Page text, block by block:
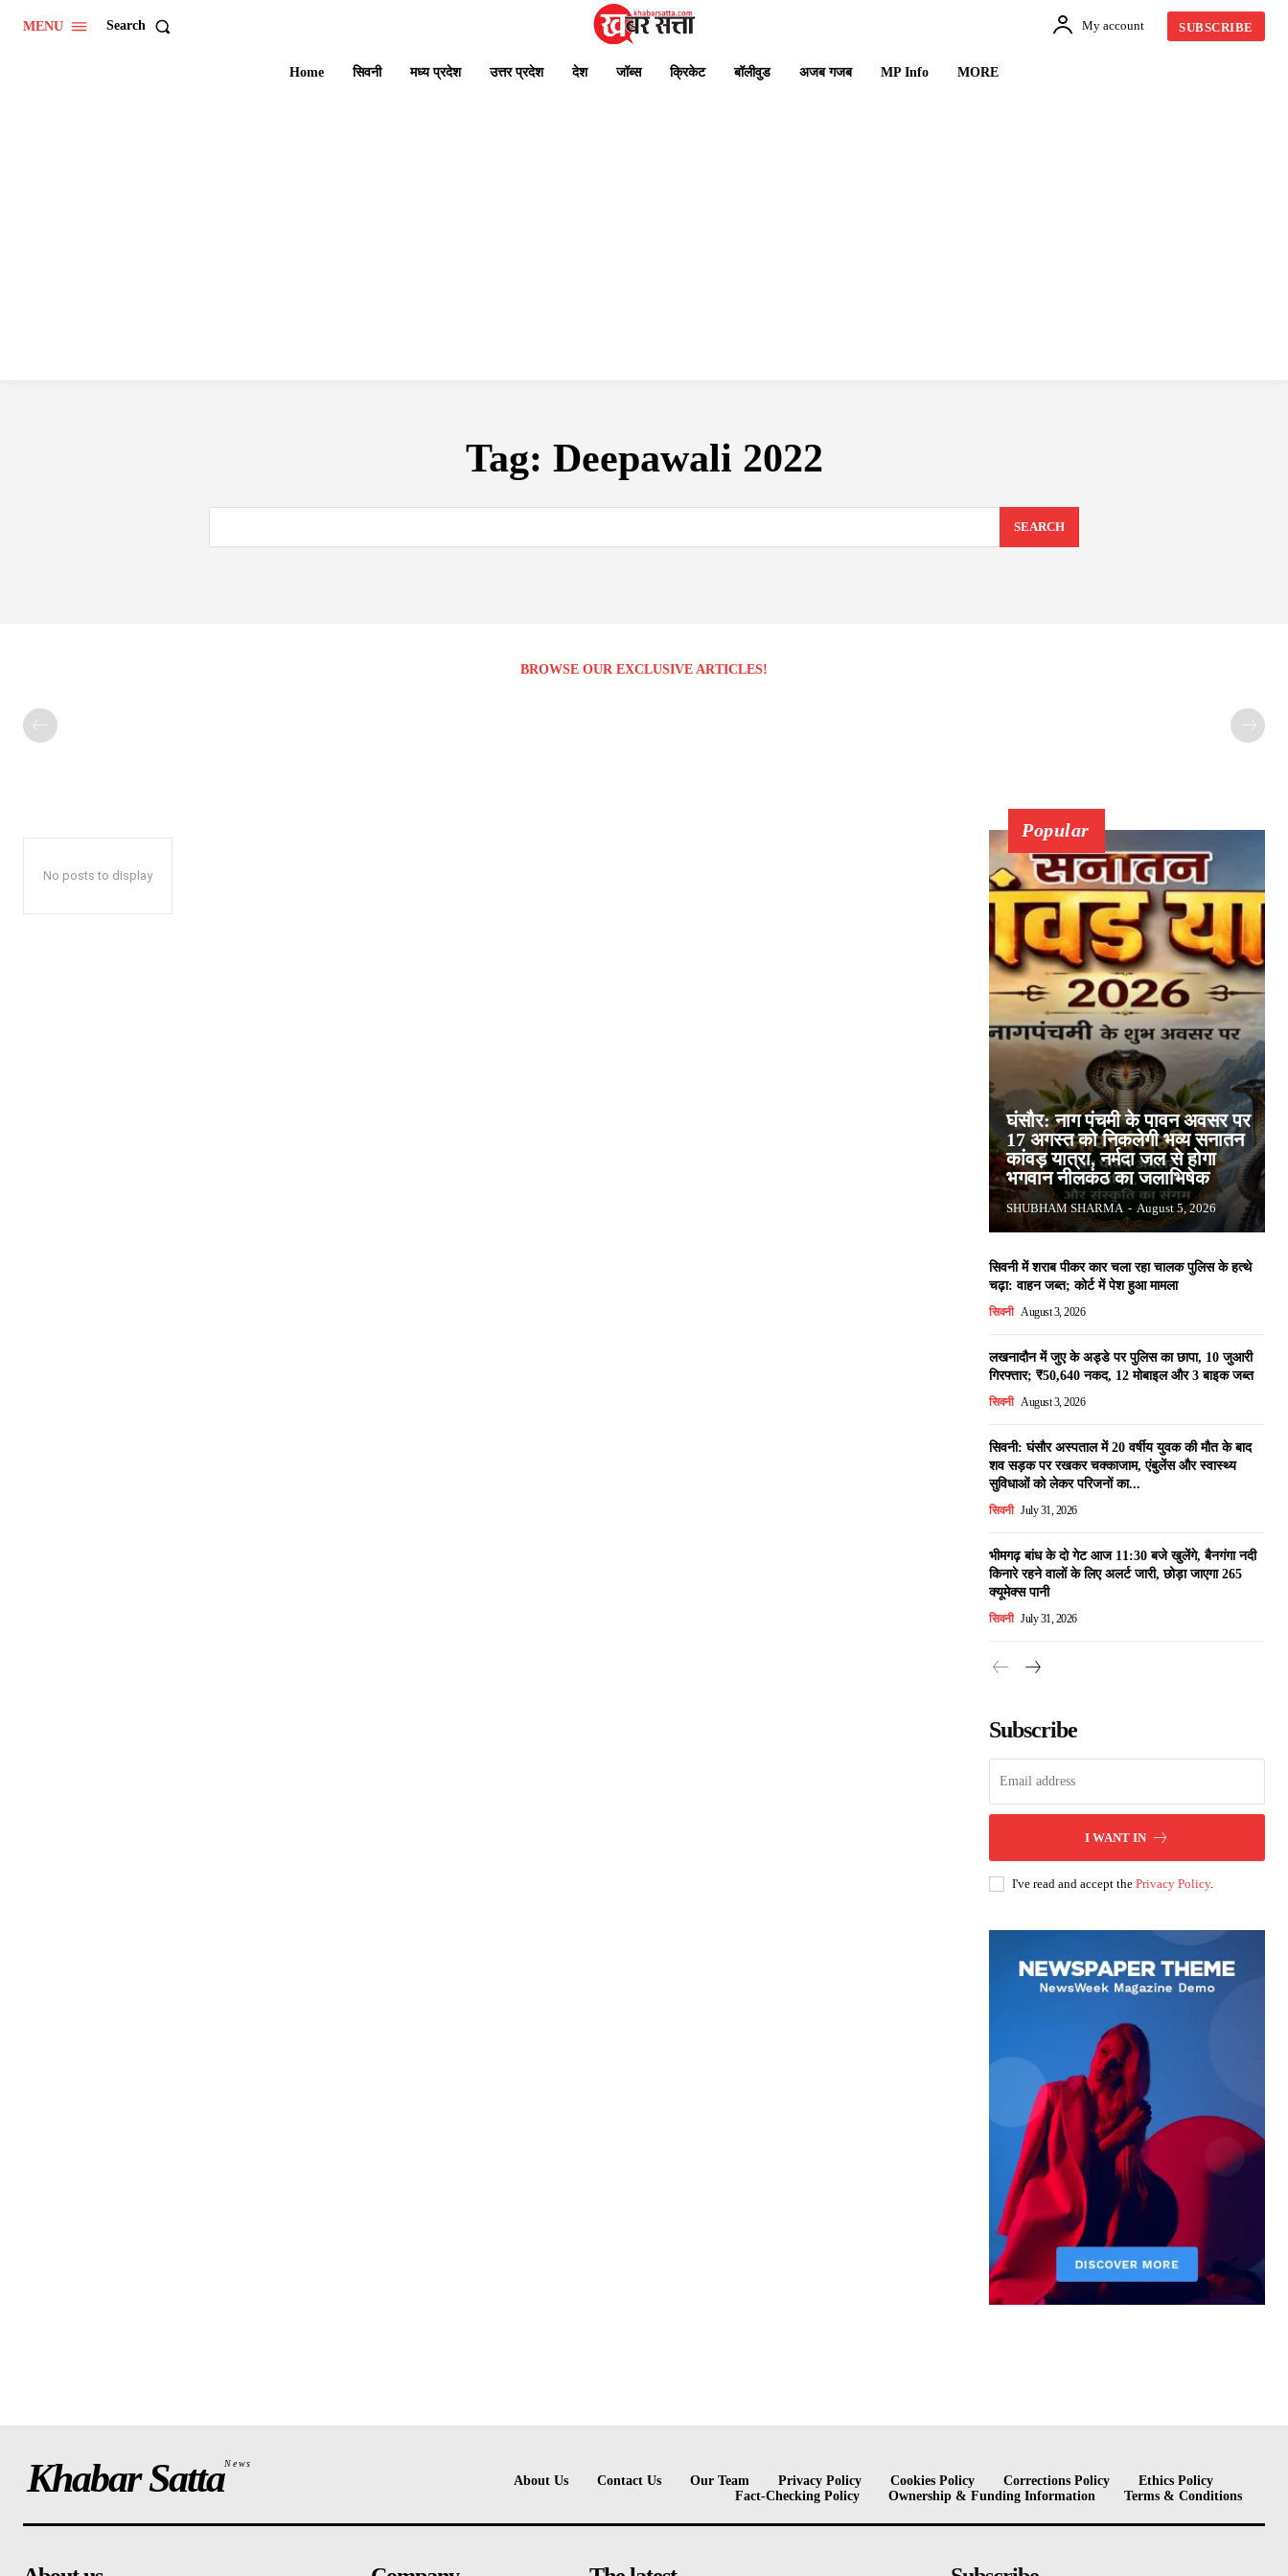
MENU Search My account SUBSCRIBE
Home सिवनी मध्य प्रदेश उत्तर प्रदेश देश जॉब्स क्रिकेट बॉलीवुड अजब गजब MP Info MORE
Tag: Deepawali 2022
SEARCH
BROWSE OUR EXCLUSIVE ARTICLES!
No posts to display
Popular
घंसौर: नाग पंचमी के पावन अवसर पर
17 अगस्त को निकलेगी भव्य सनातन
कांवड़ यात्रा, नर्मदा जल से होगा
भगवान नीलकंठ का जलाभिषेक
SHUBHAM SHARMA - August 5, 2026
सिवनी में शराब पीकर कार चला रहा चालक पुलिस के हत्थे
चढ़ा: वाहन जब्त; कोर्ट में पेश हुआ मामला
सिवनी August 3, 2026
लखनादौन में जुए के अड्डे पर पुलिस का छापा, 10 जुआरी
गिरफ्तार; ₹50,640 नकद, 12 मोबाइल और 3 बाइक जब्त
सिवनी August 3, 2026
सिवनी: घंसौर अस्पताल में 20 वर्षीय युवक की मौत के बाद
शव सड़क पर रखकर चक्काजाम, एंबुलेंस और स्वास्थ्य
सुविधाओं को लेकर परिजनों का...
सिवनी July 31, 2026
भीमगढ़ बांध के दो गेट आज 11:30 बजे खुलेंगे, बैनगंगा नदी
किनारे रहने वालों के लिए अलर्ट जारी, छोड़ा जाएगा 265
क्यूमेक्स पानी
सिवनी July 31, 2026
Subscribe
I WANT IN
I've read and accept the Privacy Policy.
Khabar SattaNews
About Us Contact Us Our Team Privacy Policy Cookies Policy Corrections Policy
Ethics Policy
Fact-Checking Policy
Ownership & Funding Information Terms & Conditions